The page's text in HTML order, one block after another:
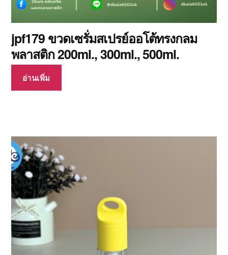
jpf179 ขวดเซรั่มสเปรย์ออโต้ทรงกลม
พลาสติก 200ml., 300ml., 500ml.
อ่านเพิ่ม